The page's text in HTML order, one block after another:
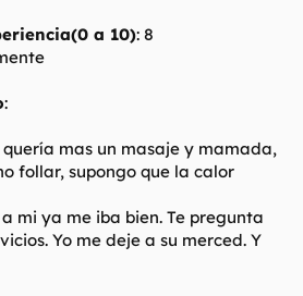
a 10): 8
:
mas un masaje y mamada,
follar, supongo que la calor
mi ya me iba bien. Te pregunta
Yo me deje a su merced. Y